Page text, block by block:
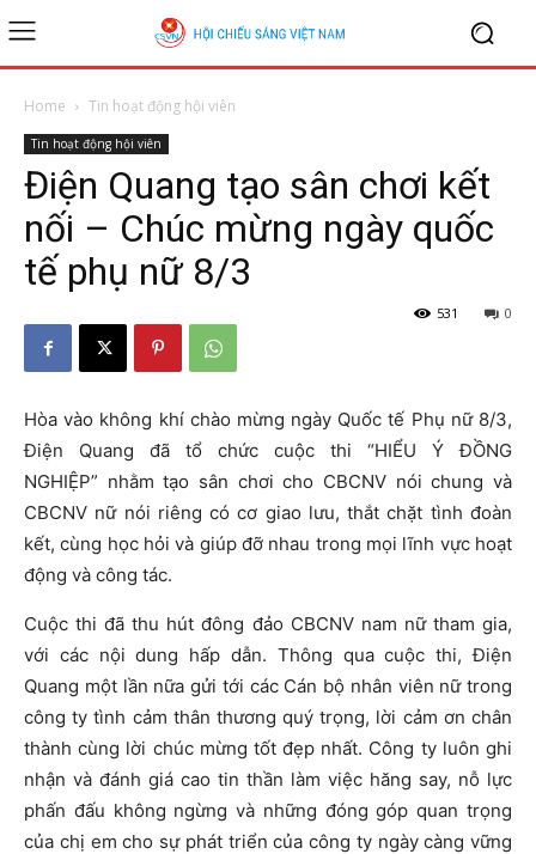
Home Tin hoạt động hội viên
Tin hoạt động hội viên
Điện Quang tạo sân chơi kết
nối – Chúc mừng ngày quốc
tế phụ nữ 8/3
0
531
Hòa vào không khí chào mừng ngày Quốc tế Phụ nữ 8/3,
Điện Quang đã tổ chức cuộc thi “HIỂU Ý ĐỒNG
NGHIỆP” nhằm tạo sân chơi cho CBCNV nói chung và
CBCNV nữ nói riêng có cơ giao lưu, thắt chặt tình đoàn
kết, cùng học hỏi và giúp đỡ nhau trong mọi lĩnh vực hoạt
động và công tác.
Cuộc thi đã thu hút đông đảo CBCNV nam nữ tham gia,
với các nội dung hấp dẫn. Thông qua cuộc thi, Điện
Quang một lần nữa gửi tới các Cán bộ nhân viên nữ trong
công ty tình cảm thân thương quý trọng, lời cảm ơn chân
thành cùng lời chúc mừng tốt đẹp nhất. Công ty luôn ghi
nhận và đánh giá cao tin thần làm việc hăng say, nỗ lực
phấn đấu không ngừng và những đóng góp quan trọng
của chị em cho sự phát triểncủa công tyngày càng vững